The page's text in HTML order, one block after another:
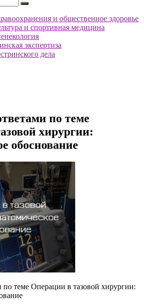
и общественное здоровье
и спортивная медицина
экспертиза
дела
по теме
хирургии:
обоснование
теме Операции в тазовой хирургии: